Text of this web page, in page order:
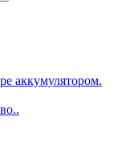
аккумулятором.